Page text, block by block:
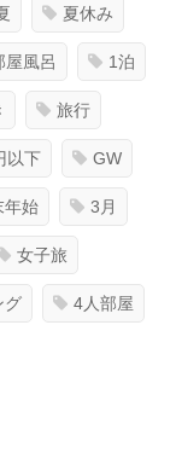
夏休み
屋風呂 1泊
旅行
以下 GW
年始 3月
女子旅
グ 4人部屋